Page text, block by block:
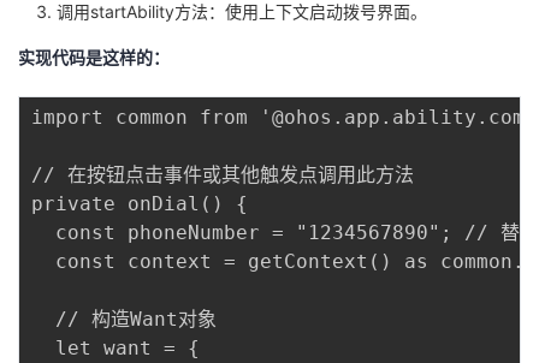
发
堂
我
的
我
Programs
的
我
的
技
我
的
调用startAbility方法：使用上下文启动拨号界面。
实现代码是这样的：
import common from
// 在按钮点击事件或其他触发点调用此方法
private onDial() {
const phoneNumber = "1234567890"; // 替换
const context = getContext() as
  // 构造Want对象
  let want = {